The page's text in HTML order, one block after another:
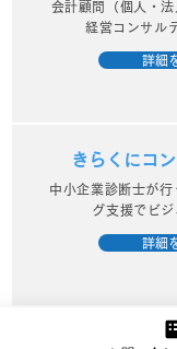
会計顧問（個人・
経営コンサル
詳細
きらくにコ
中小企業診断士が
グ支援でビ
詳細
資金繰り改